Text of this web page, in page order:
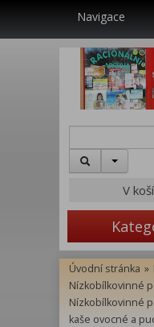
Navigace
V
Úvodní stránka »
Nízkobílkovinné
Nízkobílkovinné
kaše ovocné a